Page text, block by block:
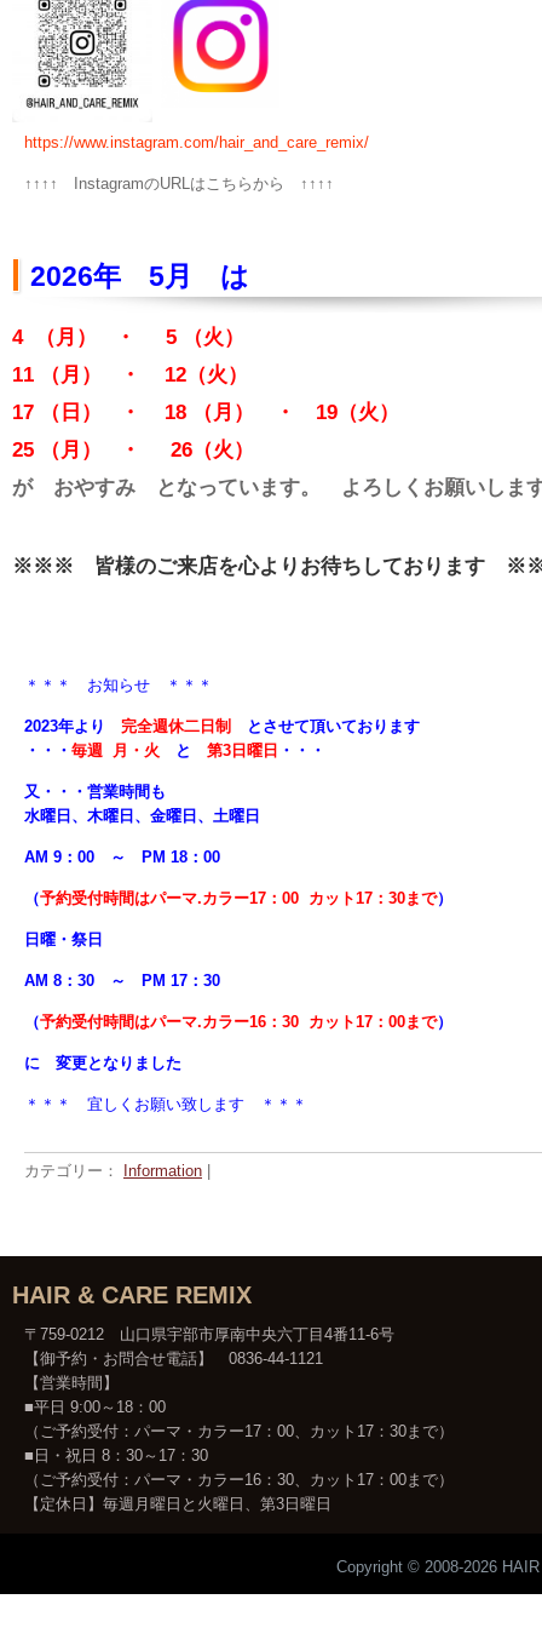
https://www.instagram.com/hair_and_care_remix/
↑↑↑↑ InstagramのURLはこちらから ↑↑↑↑
2026年 5月 は
4 （月） ・ 5
（火）
11 （月） ・ 12 （火）
17 （日） ・ 18 （月） ・ 19 （火）
25 （月） ・ 26 （火）
が おやすみ となっています。 よろしくお願いしま
※※※ 皆様のご来店を心よりお待ちしております
＊＊＊ お知らせ ＊＊＊
2023年より 完全週休二日制
とさせて頂いております
・・・ 毎週 月・火 と 第3日曜日 ・・・
又・・・営業時間も
水曜日、木曜日、金曜日、土曜日
AM 9：00 ～ PM 18：00
（予約受付時間はパーマ.カラー17：00 カット17：30まで）
日曜・祭日
AM 8：30 ～ PM 17：30
（予約受付時間はパーマ.カラー16：30 カット17：00まで）
に 変更となりました
＊＊＊ 宜しくお願い致します ＊＊＊
カテゴリー： Information
HAIR & CARE REMIX
〒759-0212 山口県宇部市厚南中央六丁目4番11-6号
【御予約・お問合せ電話】 0836-44-1121
【営業時間】
■平日 9:00～18：00
（ご予約受付：パーマ・カラー17：00、カット17：30まで）
■日・祝日 8：30～17：30
（ご予約受付：パーマ・カラー16：30、カット17：00まで）
【定休日】毎週月曜日と火曜日、第3日曜日
Copyright © 2008-2026